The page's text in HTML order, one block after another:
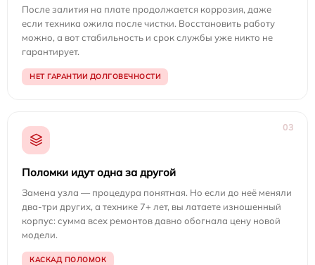
После залития на плате продолжается коррозия, даже
если техника ожила после чистки. Восстановить работу
можно, а вот стабильность и срок службы уже никто не
гарантирует.
НЕТ ГАРАНТИИ ДОЛГОВЕЧНОСТИ
03
Поломки идут одна за другой
Замена узла — процедура понятная. Но если до неё меняли
два-три других, а технике 7+ лет, вы латаете изношенный
корпус: сумма всех ремонтов давно обогнала цену новой
модели.
КАСКАД ПОЛОМОК